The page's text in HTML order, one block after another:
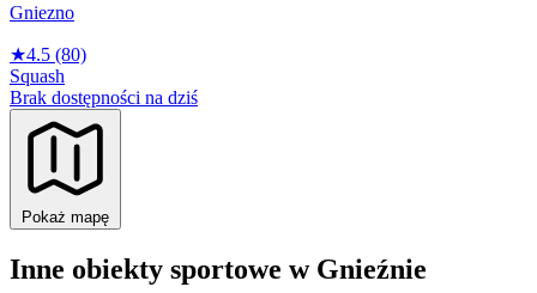
Gniezno
★4.5 (80)
Squash
Brak dostępności na dziś
Pokaż mapę
Inne obiekty sportowe w Gnieźnie